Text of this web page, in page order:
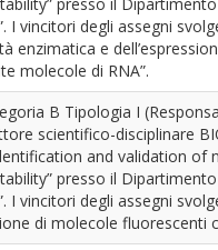
I vincitori degli assegni
enzimatica e
molecole di RNA”.
B Tipologia I
scientifico-disciplinare
and validation of
presso il
I vincitori degli assegni
di molecole fluorescenti